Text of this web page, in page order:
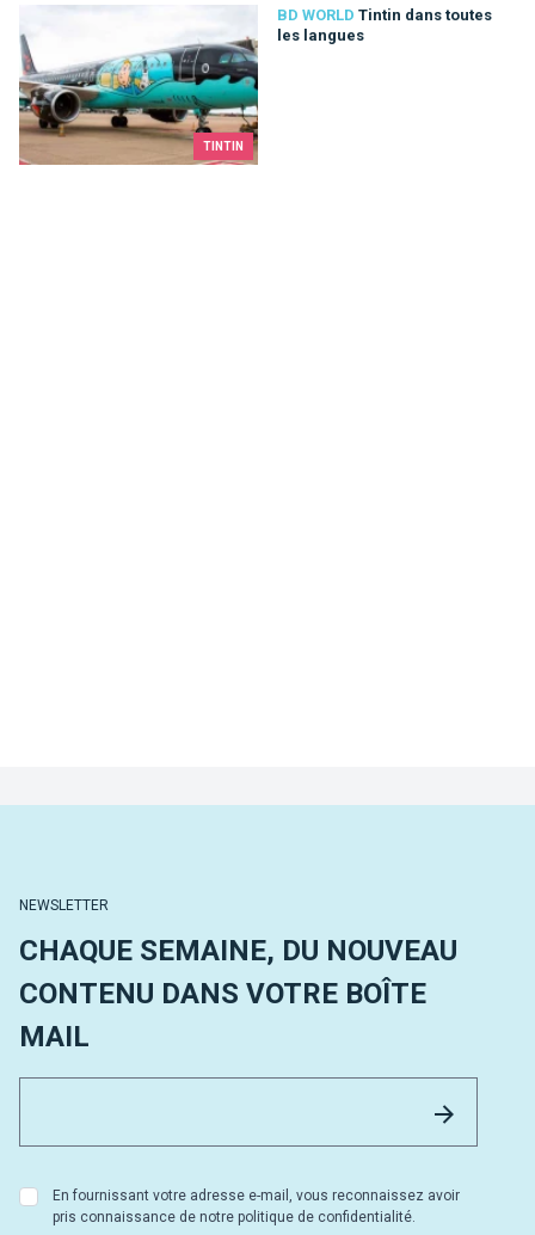
TINTIN
BD WORLD Tintin dans toutes
les langues
NEWSLETTER
CHAQUE SEMAINE, DU NOUVEAU
CONTENU DANS VOTRE BOÎTE
MAIL
En fournissant votre adresse e-mail, vous reconnaissez avoir
pris connaissance de notre politique de confidentialité.